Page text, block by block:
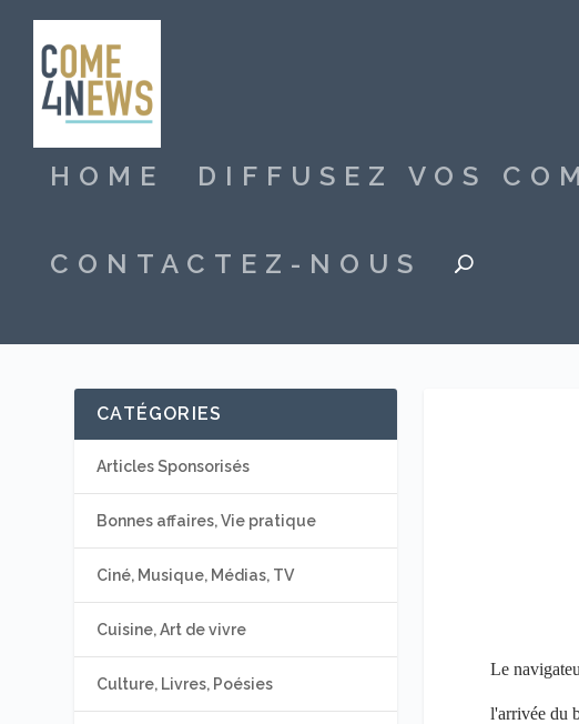
HOME DIFFUSEZ VOS
CONTACTEZ-NOUS
Le
l'arrivée du
CATÉGORIES
Articles Sponsorisés
Bonnes affaires, Vie pratique
Ciné, Musique, Médias, TV
Cuisine, Art de vivre
Culture, Livres, Poésies